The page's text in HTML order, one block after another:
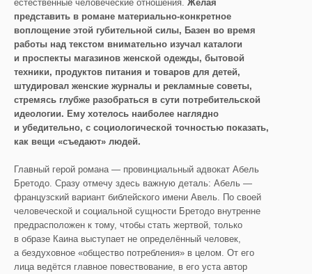
естественные человеческие отношения. Желая
представить в романе материально-конкретное
воплощение этой губительной силы, Базен во время
работы над текстом внимательно изучал каталоги
и проспекты магазинов женской одежды, бытовой
техники, продуктов питания и товаров для детей,
штудировал женские журналы и рекламные советы,
стремясь глубже разобраться в сути потребительской
идеологии. Ему хотелось наиболее наглядно
и убедительно, с социологической точностью показать,
как вещи «съедают» людей.
Главный герой романа — провинциальный адвокат Абель
Бретодо. Сразу отмечу здесь важную деталь: Абель —
французский вариант библейского имени Авель. По своей
человеческой и социальной сущности Бретодо внутренне
предрасположен к тому, чтобы стать жертвой, только
в образе Каина выступает не определённый человек,
а бездуховное «общество потребления» в целом. От его
лица ведётся главное повествование, в его уста автор